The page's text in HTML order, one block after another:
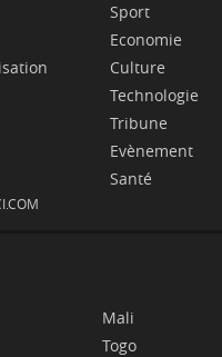
Sport
Economie
Culture
Technologie
Tribune
Evènement
Santé
Mali
Togo